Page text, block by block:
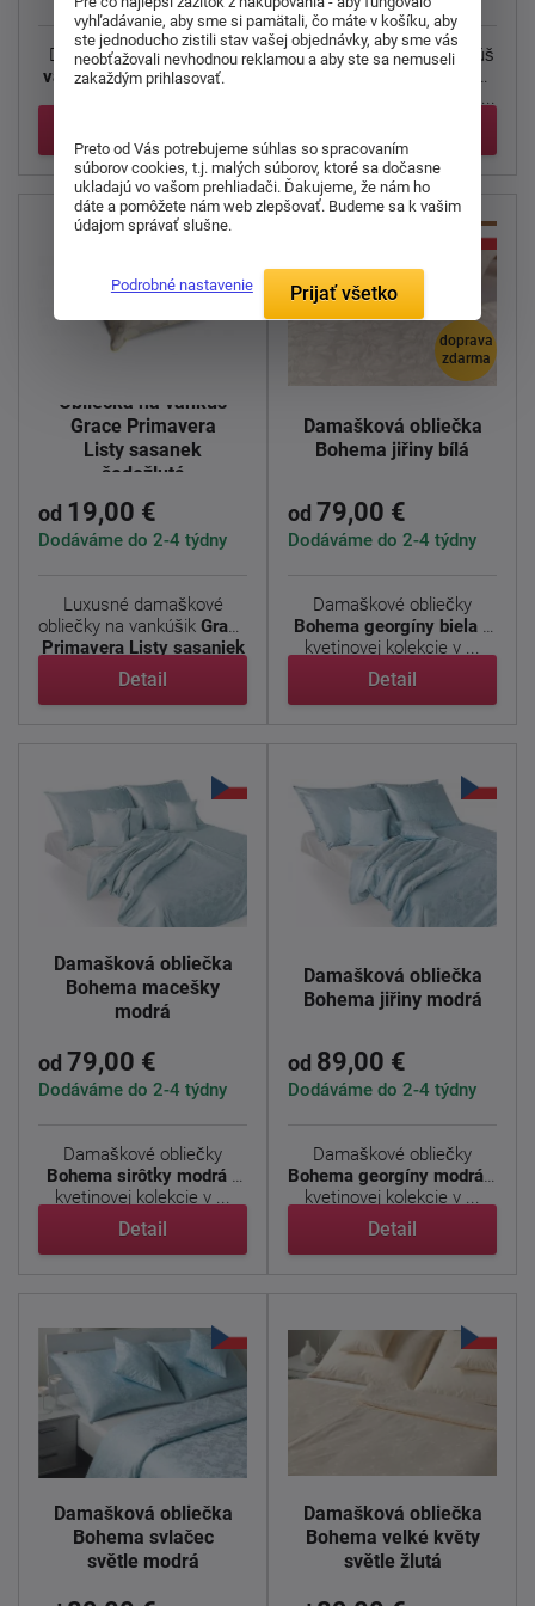
Damaskovéobliečky na
vankúšiky Bohema veľké
Luxusné povlak na vankúš
najjemnejších česaných ...
Obliečka na vankúš
Grace Primavera
Listy sasanek
šedožlutá
od 19,00 €
Dodáváme do 2-4 týdny
Luxusné damaškové
obliečky na vankúšik Grace
Primavera Listy sasaniek
...
Detail
doprava
zdarma
Damašková obliečka
Bohema jiřiny bílá
od 79,00 €
Dodáváme do 2-4 týdny
Damaškové obliečky
Bohema georgíny biela z
kvetinovej kolekcie v ...
Detail
Damašková obliečka
Bohema macešky
modrá
od 79,00 €
Dodáváme do 2-4 týdny
Damaškové obliečky
Bohema sirôtky modráz
kvetinovej kolekcie v ...
Detail
Damašková obliečka
Bohema jiřiny modrá
od 89,00 €
Dodáváme do 2-4 týdny
Damaškové obliečky
Bohema georgíny modráz
kvetinovej kolekcie v ...
Detail
Damašková obliečka
Bohema svlačec
světle modrá
Damašková obliečka
Bohema velké květy
světle žlutá
vyhľadávanie, aby sme si pamätali, čo máte v košíku, aby
ste jednoducho zistili stav vašej objednávky, aby sme vás
neobťažovali nevhodnou reklamou a aby ste sa nemuseli
zakaždým prihlasovať.
Preto od Vás potrebujeme súhlas so spracovaním
súborov cookies, t.j. malých súborov, ktoré sa dočasne
ukladajú vo vašom prehliadači. Ďakujeme, že nám ho
dáte a pomôžete nám web zlepšovať. Budeme sa k vašim
údajom správať slušne.
Podrobné nastavenie Prijať všetko